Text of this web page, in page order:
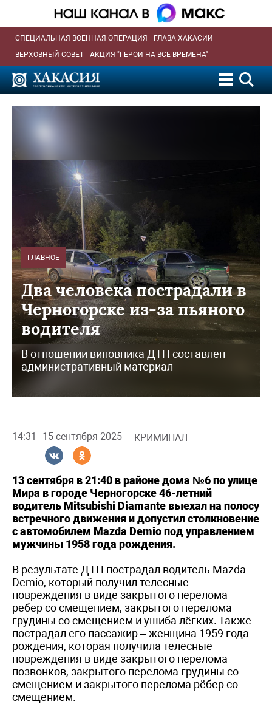
СПЕЦИАЛЬНАЯ ВОЕННАЯ ОПЕРАЦИЯ
ГЛАВА ХАКАСИИ
ВЕРХОВНЫЙ СОВЕТ
АКЦИЯ "ГЕРОИ НА ВСЕ ВРЕМЕНА"
ГЛАВНОЕ
Два человека пострадали в
Черногорске из-за пьяного
водителя
В отношении виновника ДТП составлен
административный материал
14:31 15 сентября 2025 КРИМИНАЛ
13 сентября в 21:40 в районе дома №6 по улице
Мира в городе Черногорске 46-летний
водитель Mitsubishi Diamante выехал на полосу
встречного движения и допустил столкновение
с автомобилем Mazda Demio под управлением
мужчины 1958 года рождения.
В результате ДТП пострадал водитель Mazda
Demio, который получил телесные
повреждения в виде закрытого перелома
ребер со смещением, закрытого перелома
грудины со смещением и ушиба лёгких. Также
пострадал его пассажир – женщина 1959 года
рождения, которая получила телесные
повреждения в виде закрытого перелома
позвонков, закрытого перелома грудины со
смещением и закрытого перелома рёбер со
смещением.